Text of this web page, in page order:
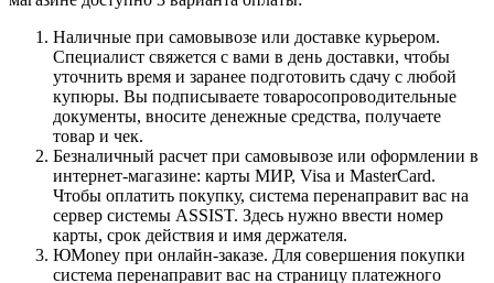
Наличные при самовывозе или доставке курьером.
Специалист свяжется с вами в день доставки, чтобы
уточнить время и заранее подготовить сдачу с любой
купюры. Вы подписываете товаросопроводительные
документы, вносите денежные средства, получаете
товар и чек.
Безналичный расчет при самовывозе или оформлении в
интернет-магазине: карты МИР, Visa и MasterCard.
Чтобы оплатить покупку, система перенаправит вас на
сервер системы ASSIST. Здесь нужно ввести номер
карты, срок действия и имя держателя.
ЮMoney при онлайн-заказе. Для совершения покупки
система перенаправит вас на страницу платежного